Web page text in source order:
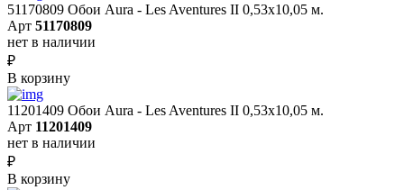
51170809 Обои Aura - Les Aventures II 0,53х10,05 м.
Арт 51170809
нет в наличии
₽
В корзину
11201409 Обои Aura - Les Aventures II 0,53х10,05 м.
Арт 11201409
нет в наличии
₽
В корзину